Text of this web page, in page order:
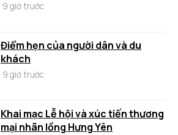
9 giờ trước
Điểm hẹn của người dân và du
khách
9 giờ trước
Khai mạc Lễ hội và xúc tiến thương
mại nhãn lồng Hưng Yên